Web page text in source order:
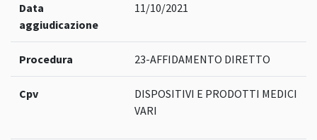
Data
aggiudicazione
11/10/2021
Procedura 23-AFFIDAMENTO DIRETTO
Cpv
DISPOSITIVI E PRODOTTI MEDICI
VARI